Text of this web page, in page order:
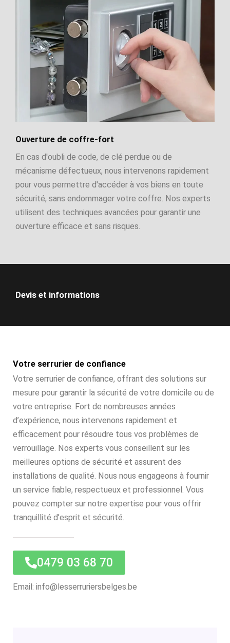
Ouverture de coffre-fort
En cas d'oubli de code, de clé perdue ou de
mécanisme défectueux, nous intervenons rapidement
pour vous permettre d'accéder à vos biens en toute
sécurité, sans endommager votre coffre. Nos experts
utilisent des techniques avancées pour garantir une
ouverture efficace et sans risques.
Devis et informations
Votre serrurier de confiance
Votre serrurier de confiance, offrant des solutions sur
mesure pour garantir la sécurité de votre domicile ou de
votre entreprise. Fort de nombreuses années
d’expérience, nous intervenons rapidement et
efficacement pour résoudre tous vos problèmes de
verrouillage. Nos experts vous conseillent sur les
meilleures options de sécurité et assurent des
installations de qualité. Nous nous engageons à fournir
un service fiable, respectueux et professionnel. Vous
pouvez compter sur notre expertise pour vous offrir
tranquillité d’esprit et sécurité.
0479 03 68 70
Email: info@lesserruriersbelges.be